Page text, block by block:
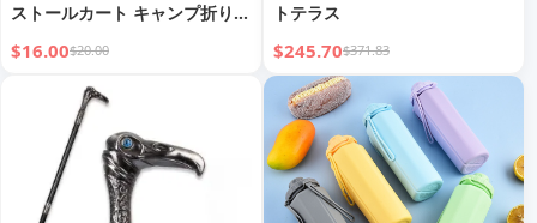
ストールカート キャンプ折りた
たみピクニックトロリートレー
$16.00$20.00
トテラス
$245.70$371.83